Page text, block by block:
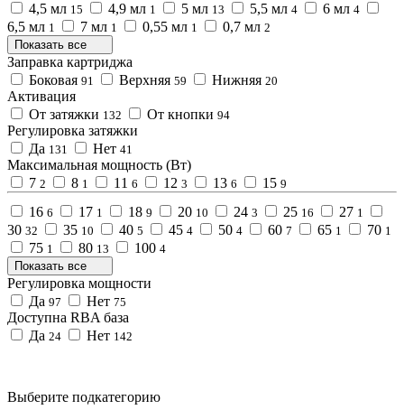
4,5 мл 15 4,9 мл 1 5 мл 13 5,5 мл 4 6 мл 4
6,5 мл 1 7 мл 1 0,55 мл 1 0,7 мл 2
Показать все
Заправка картриджа
Боковая 91 Верхняя 59 Нижняя 20
Активация
От затяжки 132 От кнопки 94
Регулировка затяжки
Да 131 Нет 41
Максимальная мощность (Вт)
7 2 8 1 11 6 12 3 13 6 15 9
16 6 17 1 18 9 20 10 24 3 25 16 27 1
30 32 35 10 40 5 45 4 50 4 60 7 65 1 70 1
75 1 80 13 100 4
Показать все
Регулировка мощности
Да 97 Нет 75
Доступна RBA база
Да 24 Нет 142
Выберите подкатегорию